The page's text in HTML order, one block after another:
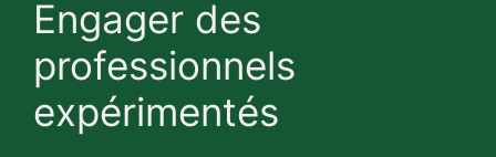
Engager des
professionnels
expérimentés